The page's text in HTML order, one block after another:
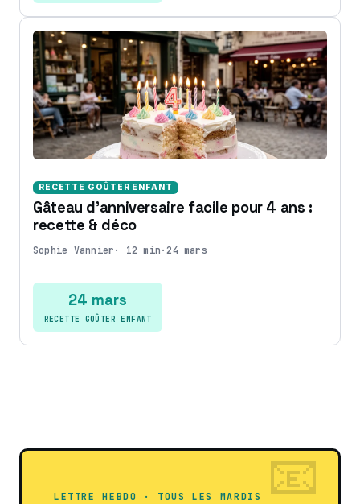
RECETTE GOÛTER ENFANT
Gâteau d’anniversaire facile pour 4 ans :
recette & déco
Sophie Vannier · 12 min ·24 mars
24 mars
RECETTE GOÛTER ENFANT
LETTRE HEBDO · TOUS LES MARDIS